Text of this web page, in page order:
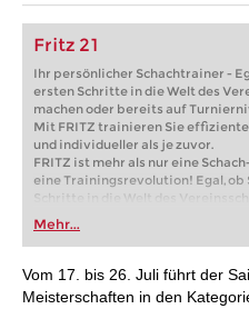
Fritz 21
Ihr persönlicher Schachtrainer -
ersten Schritte in die Welt des
machen oder bereits auf
Mit FRITZ trainieren Sie
und individueller als je zuvor.
FRITZ ist mehr als nur eine
eine Trainingsrevolution! Egal, ob
Schritte in die Welt des
oder bereits auf Turnierniveau
FRITZ trainieren Sie effizienter,
individueller als je zuvor.
Mehr...
Vom 17. bis 26. Juli führt der
Meisterschaften in den